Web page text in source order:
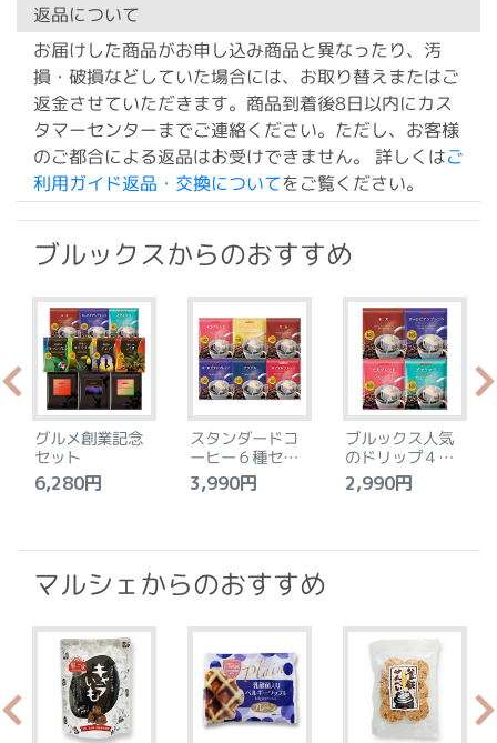
返品について
お届けした商品がお申し込み商品と異なったり、汚
損・破損などしていた場合には、お取り替えまたはご
返金させていただきます。商品到着後8日以内にカス
タマーセンターまでご連絡ください。ただし、お客様
のご都合による返品はお受けできません。 詳しくはご
利用ガイド返品・交換についてをご覧ください。
ブルックスからのおすすめ
グルメ創業記念
セット
6,280円
スタンダードコ
ーヒー６種セッ
ト
3,990円
ブルックス人気
のドリップ４種
セット
2,990円
マルシェからのおすすめ